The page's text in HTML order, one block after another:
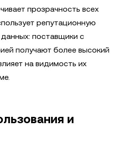
прозрачность всех
репутационную
поставщики с
получают более высокий
на видимость их
и